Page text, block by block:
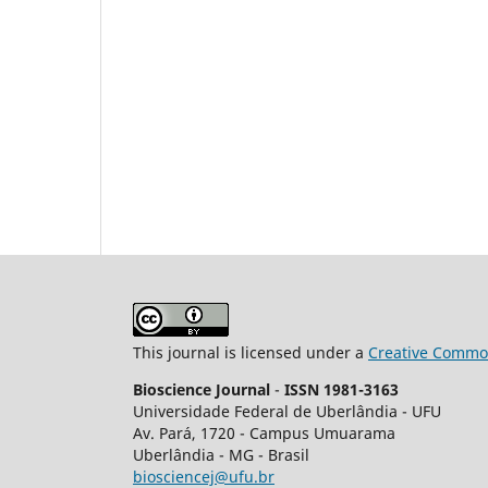
This journal is licensed under a Creative
Bioscience Journal - ISSN 1981-3163
Universidade Federal de Uberlândia - UFU
Av. Pará, 1720 - Campus Umuarama
Uberlândia - MG - Brasil
biosciencej@ufu.br